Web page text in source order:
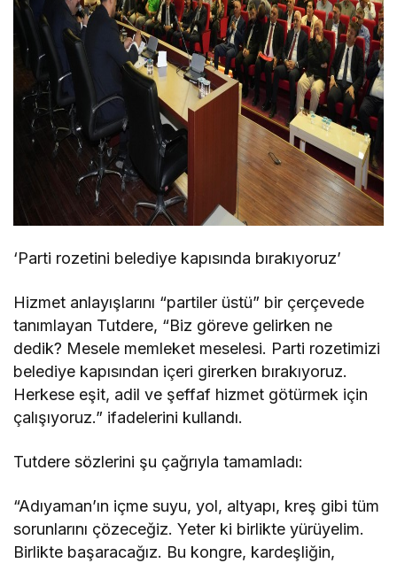
‘Parti rozetini belediye kapısında bırakıyoruz’
Hizmet anlayışlarını “partiler üstü” bir çerçevede
tanımlayan Tutdere, “Biz göreve gelirken ne
dedik? Mesele memleket meselesi. Parti rozetimizi
belediye kapısından içeri girerken bırakıyoruz.
Herkese eşit, adil ve şeffaf hizmet götürmek için
çalışıyoruz.” ifadelerini kullandı.
Tutdere sözlerini şu çağrıyla tamamladı:
“Adıyaman’ın içme suyu, yol, altyapı, kreş gibi tüm
sorunlarını çözeceğiz. Yeter ki birlikte yürüyelim.
Birlikte başaracağız. Bu kongre, kardeşliğin,